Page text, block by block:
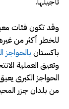
وقد تكون فئات
للخطر أكثر من
باكستان بالحواجز
وتعيق العملية
الحواجز الكبرى
من بلدان جزر